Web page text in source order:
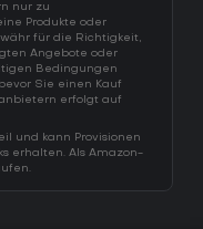
nur zu
Produkte oder
für die Richtigkeit,
Angebote oder
Bedingungen
Sie einen Kauf
erfolgt auf
und kann Provisionen
erhalten. Als Amazon-